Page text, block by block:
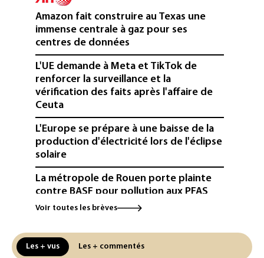
Amazon fait construire au Texas une
immense centrale à gaz pour ses
centres de données
L'UE demande à Meta et TikTok de
renforcer la surveillance et la
vérification des faits après l'affaire de
Ceuta
L'Europe se prépare à une baisse de la
production d'électricité lors de l'éclipse
solaire
La métropole de Rouen porte plainte
contre BASF pour pollution aux PFAS
Canicule: à l'arrêt depuis fin juillet, la
réseau
Voir toutes les brèves
Les + vus Les + commentés